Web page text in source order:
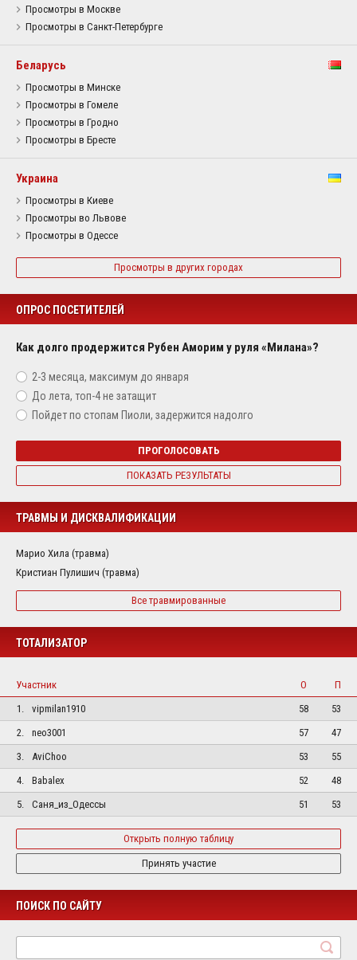
Просмотры в Москве
Просмотры в Санкт-Петербурге
Беларусь
Просмотры в Минске
Просмотры в Гомеле
Просмотры в Гродно
Просмотры в Бресте
Украина
Просмотры в Киеве
Просмотры во Львове
Просмотры в Одессе
Просмотры в других городах
ОПРОС ПОСЕТИТЕЛЕЙ
Как долго продержится Рубен Аморим у руля «Милана»?
2-3 месяца, максимум до января
До лета, топ-4 не затащит
Пойдет по стопам Пиоли, задержится надолго
ПРОГОЛОСОВАТЬ
ПОКАЗАТЬ РЕЗУЛЬТАТЫ
ТРАВМЫ И ДИСКВАЛИФИКАЦИИ
Марио Хила (травма)
Кристиан Пулишич (травма)
Все травмированные
ТОТАЛИЗАТОР
Участник О
П
1.
vipmilan1910 58
53
2.
neo3001 57
47
3.
AviChoo 53
55
4.
Babalex 52
48
5.
Саня_из_Одессы 51 53
Открыть полную таблицу
Принять участие
ПОИСК ПО САЙТУ